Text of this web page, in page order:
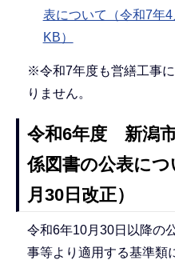
表について（令和7年
KB）
※令和7年度も営繕工事
りません。
令和6年度 新潟
係図書の公表に
月30日改正）
令和6年10月30日以降の
事等より適用する基準類